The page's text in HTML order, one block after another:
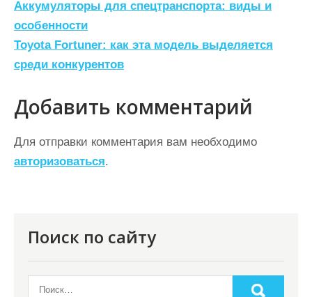
Н
а
в
и
г
а
ц
и
Аккумуляторы для спецтранспорта: виды и
особенности
Toyota Fortuner: как эта модель выделяется
среди конкурентов
Добавить комментарий
Для отправки комментария вам необходимо
авторизоваться.
Поиск по сайту